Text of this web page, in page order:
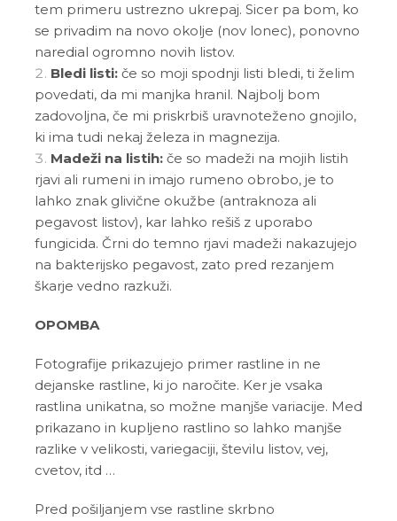
tem primeru ustrezno ukrepaj. Sicer pa bom, ko
se privadim na novo okolje (nov lonec), ponovno
naredial ogromno novih listov.
Bledi listi: če so moji spodnji listi bledi, ti želim
povedati, da mi manjka hranil. Najbolj bom
zadovoljna, če mi priskrbiš uravnoteženo gnojilo,
ki ima tudi nekaj železa in magnezija.
Madeži na listih:če so madeži na mojih listih
rjavi ali rumeni in imajo rumeno obrobo, je to
lahko znak glivične okužbe (antraknoza ali
pegavost listov), kar lahko rešiš z uporabo
fungicida. Črni do temno rjavi madeži nakazujejo
na bakterijsko pegavost, zato pred rezanjem
škarje vedno razkuži.
OPOMBA
Fotografije prikazujejo primer rastline in ne
dejanske rastline, ki jo naročite. Ker je vsaka
rastlina unikatna, so možne manjše variacije. Med
prikazano in kupljeno rastlino so lahko manjše
razlike v velikosti, variegaciji, številu listov, vej,
cvetov, itd …
Pred pošiljanjem vse rastline skrbno